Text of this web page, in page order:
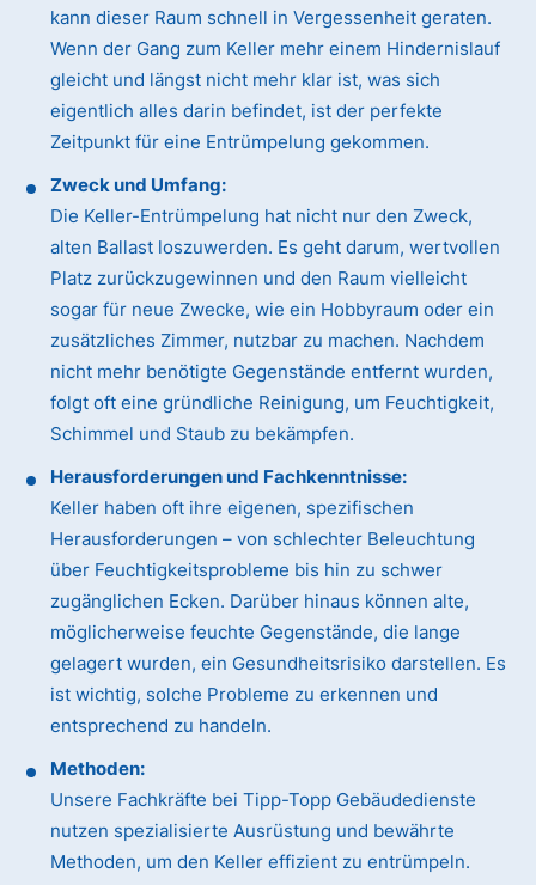
kann dieser Raum schnell in Vergessenheit geraten.
Wenn der Gang zum Keller mehr einem Hindernislauf
gleicht und längst nicht mehr klar ist, was sich
eigentlich alles darin befindet, ist der perfekte
Zeitpunkt für eine Entrümpelung gekommen.
Zweck und Umfang:
Die Keller-Entrümpelung hat nicht nur den Zweck,
alten Ballast loszuwerden. Es geht darum, wertvollen
Platz zurückzugewinnen und den Raum vielleicht
sogar für neue Zwecke, wie ein Hobbyraum oder ein
zusätzliches Zimmer, nutzbar zu machen. Nachdem
nicht mehr benötigte Gegenstände entfernt wurden,
folgt oft eine gründliche Reinigung, um Feuchtigkeit,
Schimmel und Staub zu bekämpfen.
Herausforderungen und Fachkenntnisse:
Keller haben oft ihre eigenen, spezifischen
Herausforderungen – von schlechter Beleuchtung
über Feuchtigkeitsprobleme bis hin zu schwer
zugänglichen Ecken. Darüber hinaus können alte,
möglicherweise feuchte Gegenstände, die lange
gelagert wurden, ein Gesundheitsrisiko darstellen. Es
ist wichtig, solche Probleme zu erkennen und
entsprechend zu handeln.
Methoden:
Unsere Fachkräfte bei Tipp-Topp Gebäudedienste
nutzen spezialisierte Ausrüstung und bewährte
Methoden, um den Keller effizient zu entrümpeln.